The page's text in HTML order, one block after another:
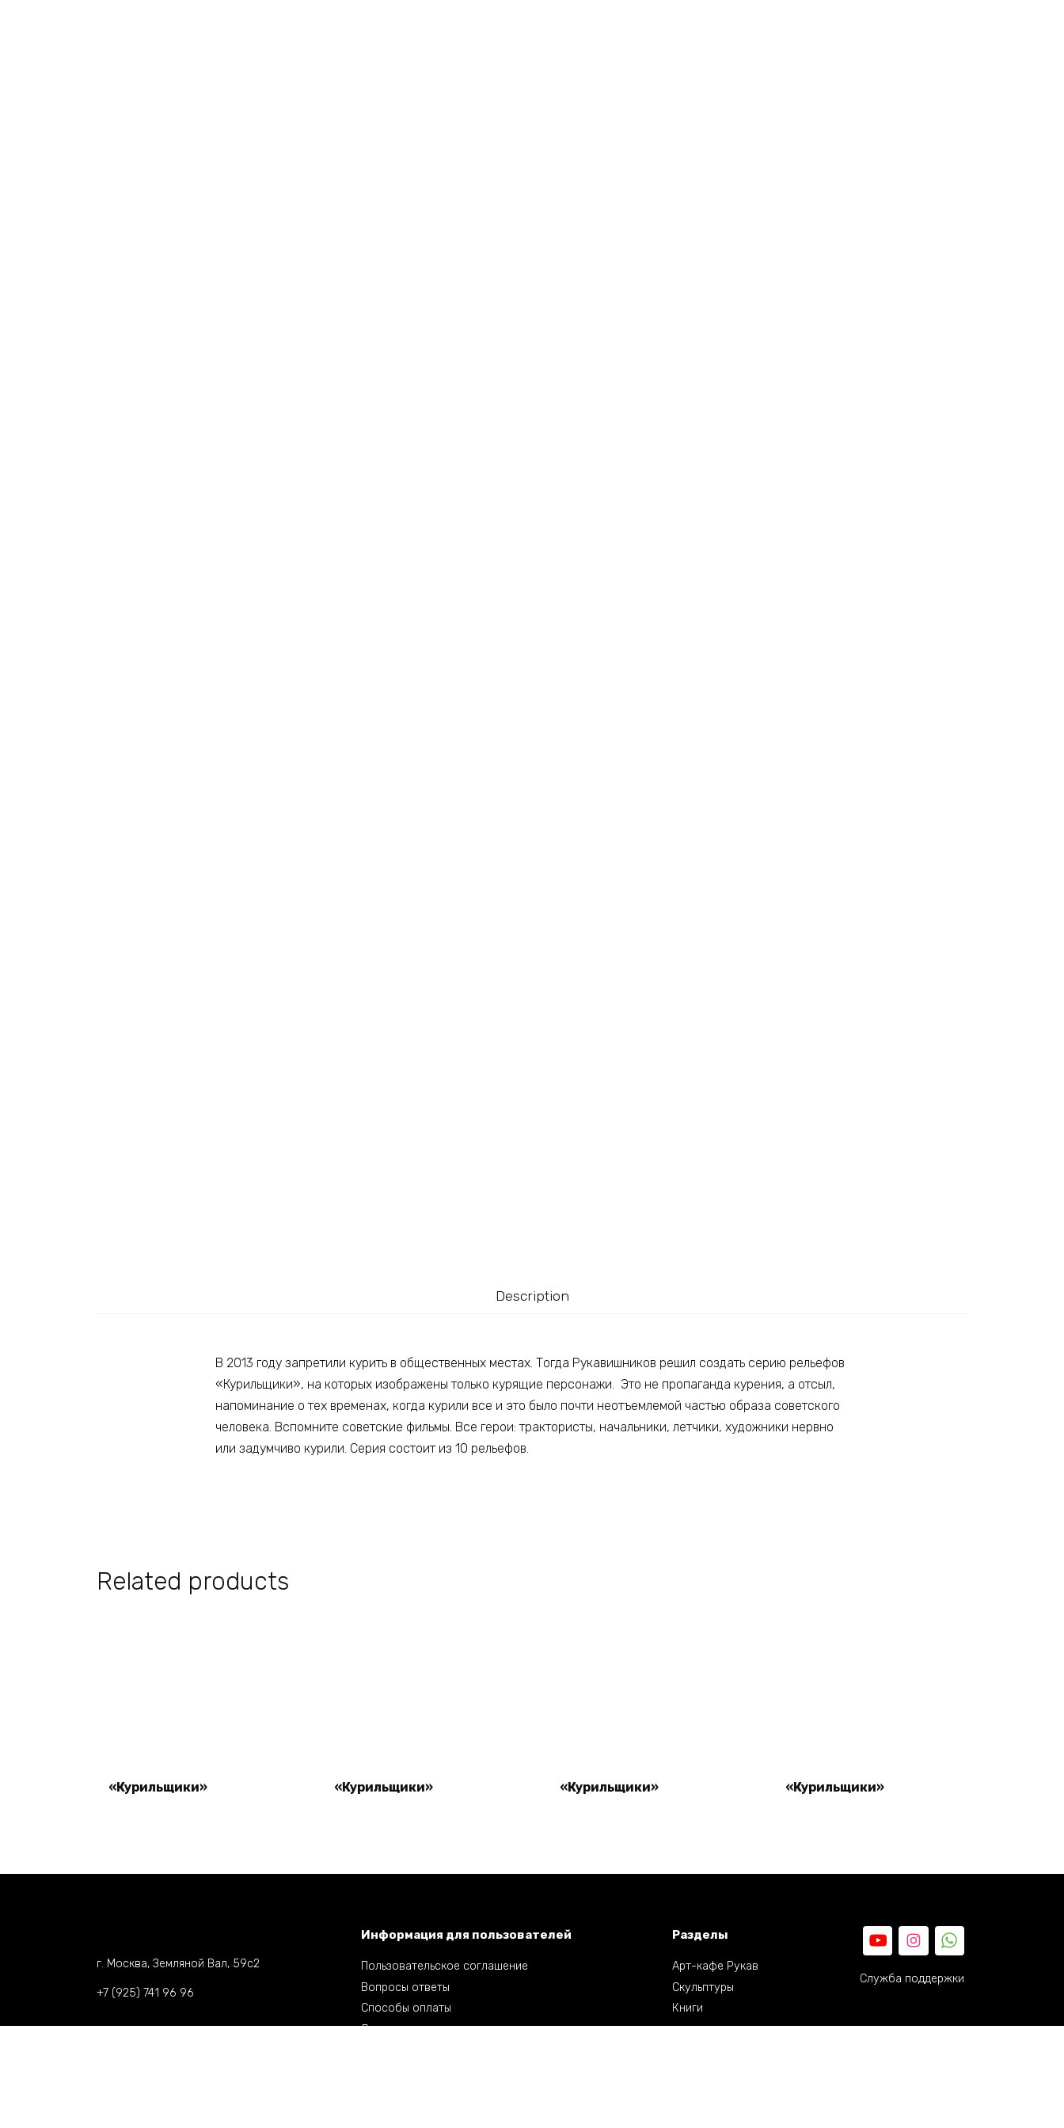
Description
В 2013 году запретили курить в общественных местах. Тогда Рукавишников решил создать серию рельефов
«Курильщики», на которых изображены только курящие персонажи. Это не пропаганда курения, а отсыл,
напоминание о тех временах, когда курили все и это было почти неотъемлемой частью образа советского
человека. Вспомните советские фильмы. Все герои: трактористы, начальники, летчики, художники нервно
или задумчиво курили. Серия состоит из 10 рельефов.
Related products
«Курильщики» «Курильщики» «Курильщики» «Курильщики»
г. Москва, Земляной Вал, 59c2
+7 (925) 741 96 96
Информация для пользователей
Пользовательское соглашение
Вопросы ответы
Способы оплаты
Доставка
Разделы
Арт-кафе Рукав
Скульптуры
Книги
Служба поддержки